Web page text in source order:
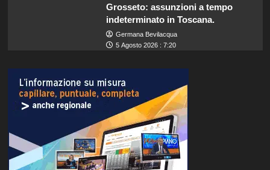
Grosseto: assunzioni a tempo
indeterminato in Toscana.
Germana Bevilacqua
5 Agosto 2026 : 7:20